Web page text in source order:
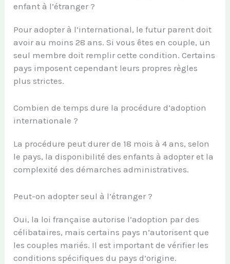
enfant à l’étranger ?
Pour adopter à l’international, le futur parent doit
avoir au moins 28 ans. Si vous êtes en couple, un
seul membre doit remplir cette condition. Certains
pays imposent cependant leurs propres règles
plus strictes.
Combien de temps dure la procédure d’adoption
internationale ?
La procédure peut durer de 18 mois à 4 ans, selon
le pays, la disponibilité des enfants à adopter et la
complexité des démarches administratives.
Peut-on adopter seul à l’étranger ?
Oui, la loi française autorise l’adoption par des
célibataires, mais certains pays n’autorisent que
les couples mariés. Il est important de vérifier les
conditions spécifiques du pays d’origine.